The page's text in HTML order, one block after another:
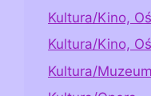
Kultura/Kino,
Kultura/Kino,
Kultura/Muzeum